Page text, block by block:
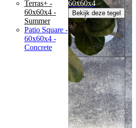
Terras+ -
60x60x4 -
Summer
Patio Square -
60x60x4 -
Concrete
60x60x4
Bekijk deze tegel